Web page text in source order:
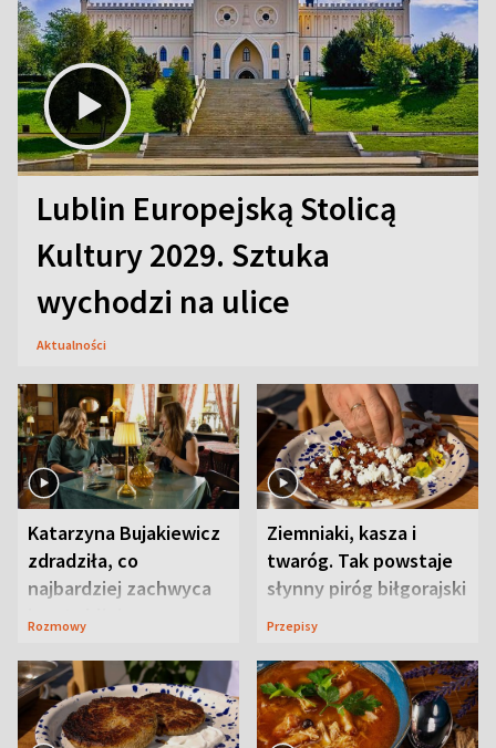
Lublin Europejską Stolicą
Kultury 2029. Sztuka
wychodzi na ulice
Aktualności
Katarzyna Bujakiewicz
zdradziła, co
najbardziej zachwyca
ją w Lublinie
Rozmowy
Ziemniaki, kasza i
twaróg. Tak powstaje
słynny piróg biłgorajski
Przepisy